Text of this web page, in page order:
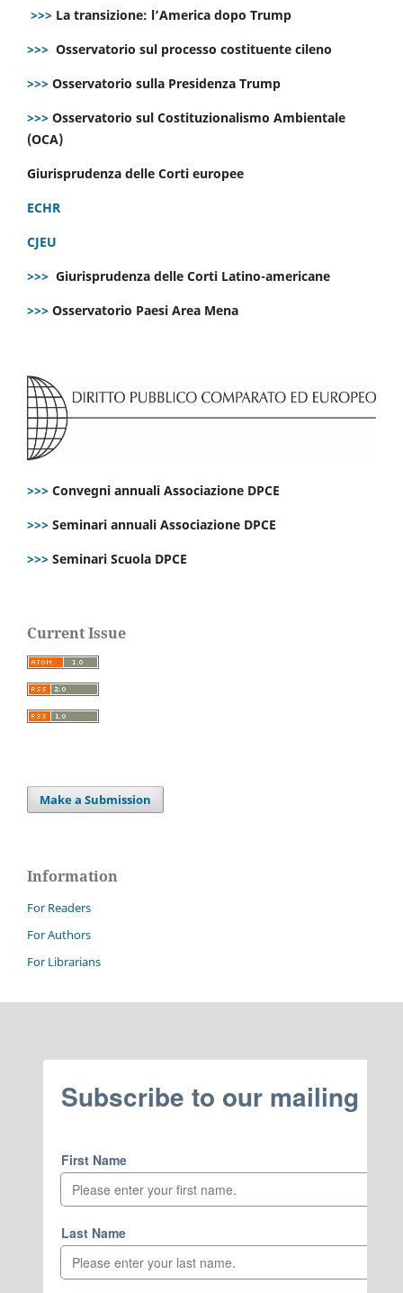
>>> La transizione: l’America dopo Trump
>>> Osservatorio sul processo costituente cileno
>>> Osservatorio sulla Presidenza Trump
>>> Osservatorio sul Costituzionalismo Ambientale
(OCA)
Giurisprudenza delle Corti europee
ECHR
CJEU
>>> Giurisprudenza delle Corti Latino-americane
>>> Osservatorio Paesi Area Mena
>>> Convegni annuali Associazione DPCE
>>> Seminari annuali Associazione DPCE
>>> Seminari Scuola DPCE
Current Issue
Make a Submission
Information
For Readers
For Authors
For Librarians